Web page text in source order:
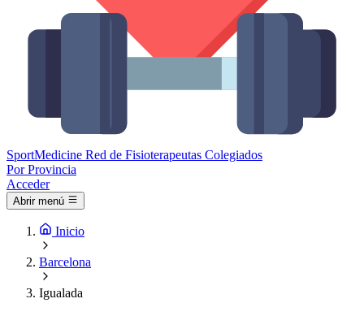
SportMedicine Red de Fisioterapeutas Colegiados
Por Provincia
Acceder
Abrir menú
Inicio
Barcelona
Igualada